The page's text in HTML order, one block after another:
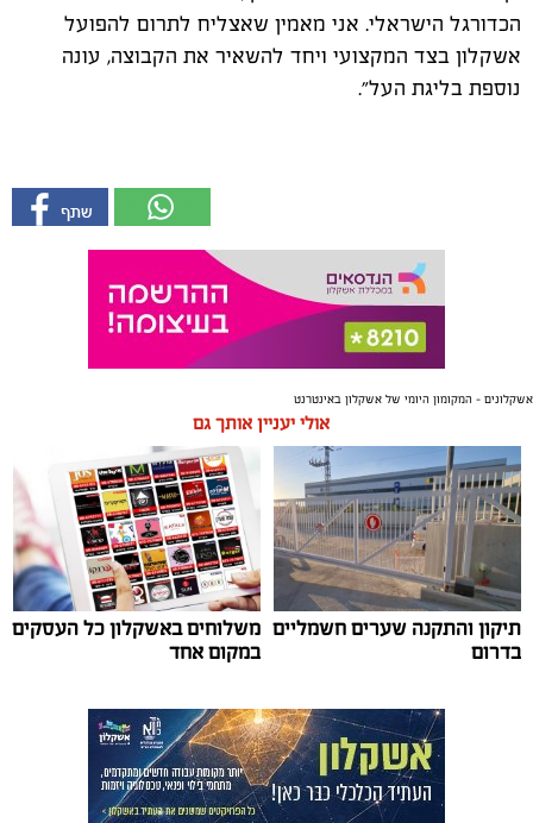
הכדורגל הישראלי. אני מאמין שאצליח לתרום להפועל
אשקלון בצד המקצועי ויחד להשאיר את הקבוצה, עונה
נוספת בליגת העל״.
אשקלונים - המקומון היומי של אשקלון באינטרנט
אולי יעניין אותך גם
תיקון והתקנה שערים חשמליים
בדרום
משלוחים באשקלון כל העסקים
במקום אחד